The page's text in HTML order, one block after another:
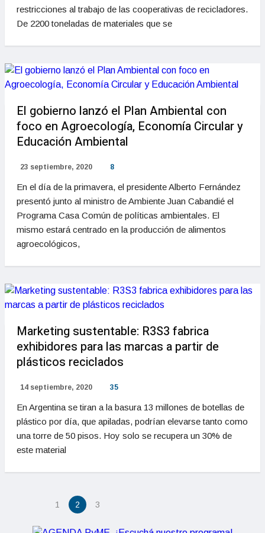
restricciones al trabajo de las cooperativas de recicladores.
De 2200 toneladas de materiales que se
El gobierno lanzó el Plan Ambiental con
foco en Agroecología, Economía Circular y
Educación Ambiental
23 septiembre, 2020 8
En el día de la primavera, el presidente Alberto Fernández
presentó junto al ministro de Ambiente Juan Cabandié el
Programa Casa Común de políticas ambientales. El
mismo estará centrado en la producción de alimentos
agroecológicos,
Marketing sustentable: R3S3 fabrica
exhibidores para las marcas a partir de
plásticos reciclados
14 septiembre, 2020 35
En Argentina se tiran a la basura 13 millones de botellas de
plástico por día, que apiladas, podrían elevarse tanto como
una torre de 50 pisos. Hoy solo se recupera un 30% de
este material
1 2 3